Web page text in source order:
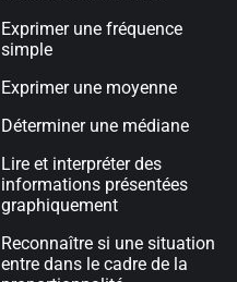
Exprimer une fréquence
simple
Exprimer une moyenne
Déterminer une médiane
Lire et interpréter des
informations présentées
graphiquement
Reconnaître si une situation
entre dans le cadre de la